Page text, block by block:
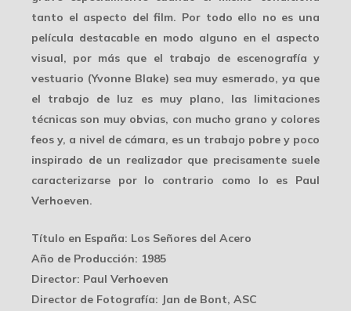
tanto el aspecto del film. Por todo ello no es una
película destacable en modo alguno en el aspecto
visual, por más que el trabajo de escenografía y
vestuario (Yvonne Blake) sea muy esmerado, ya que
el trabajo de luz es muy plano, las limitaciones
técnicas son muy obvias, con mucho grano y colores
feos y, a nivel de cámara, es un trabajo pobre y poco
inspirado de un realizador que precisamente suele
caracterizarse por lo contrario como lo es Paul
Verhoeven.
Título en España: Los Señores del Acero
Año de Producción: 1985
Director: Paul Verhoeven
Director de Fotografía: Jan de Bont, ASC